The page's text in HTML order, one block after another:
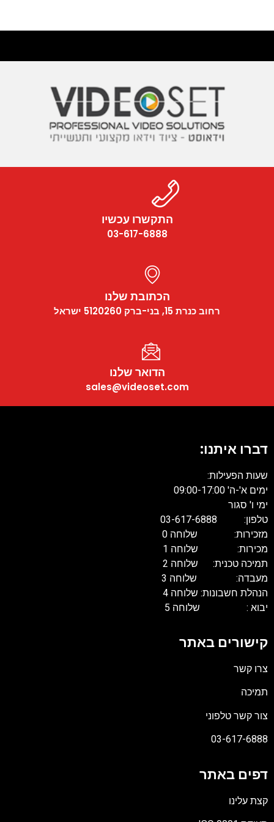
התקשרו עכשיו
03-617-6888
הכתובת שלנו
רחוב כנרת 15, בני-ברק 5120260 ישראל
הדואר שלנו
sales@videoset.com
דברו איתנו:
שעות הפעילות:
ימים א'-ה' 09:00-17:00
ימי ו' סגור
טלפון: 03-617-6888
מזכירות: שלוחה 0
מכירות: שלוחה 1
תמיכה טכנית: שלוחה 2
מעבדה: שלוחה 3
הנהלת חשבונות: שלוחה 4
יבוא : שלוחה 5
קישורים באתר
צרו קשר
תמיכה
צור קשר טלפוני
03-617-6888
דפים באתר
קצת עלינו